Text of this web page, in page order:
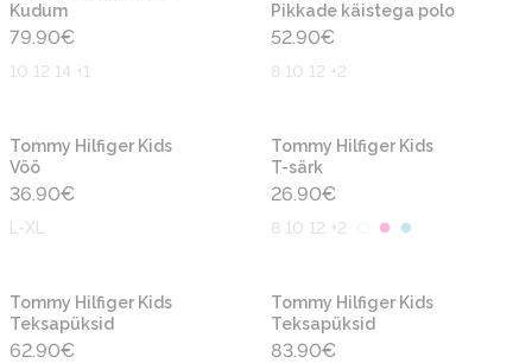
Kudum
79.90€
10 12 14 +1
Pikkade käistega polo
52.90€
8 10 12 +2
Tommy Hilfiger Kids
Vöö
36.90€
L-XL
Tommy Hilfiger Kids
T-särk
26.90€
8 10 12 +2
Tommy Hilfiger Kids
Teksapüksid
62.90€
Tommy Hilfiger Kids
Teksapüksid
83.90€